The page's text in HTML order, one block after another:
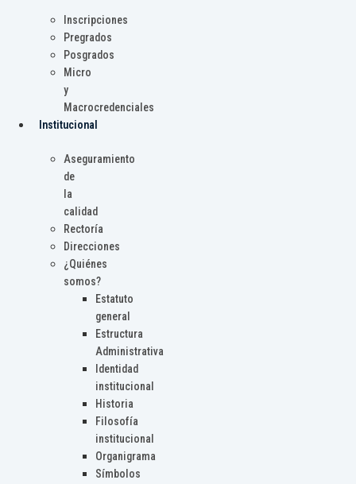
Inscripciones
Pregrados
Posgrados
Micro
y
Macrocredenciales
Institucional
Aseguramiento
de
la
calidad
Rectoría
Direcciones
¿Quiénes
somos?
Estatuto
general
Estructura
Administrativa
Identidad
institucional
Historia
Filosofía
institucional
Organigrama
Símbolos